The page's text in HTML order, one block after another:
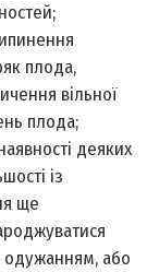
плода,
вільної
плода;
деяких
із
ще
одужанням, або